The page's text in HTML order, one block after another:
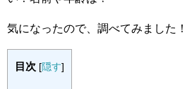
気になったので、調べてみました！
目次 [隠す]